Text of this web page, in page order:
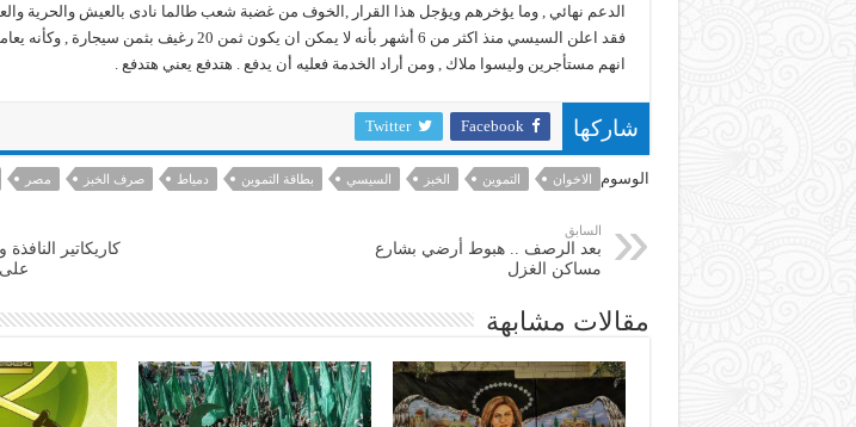
الدعم نهائي , وما يؤخرهم ويؤجل هذا القرار ,الخوف من غضبة شعب طالما نادى بالعيش والحرية
فقد اعلن السيسي منذ اكثر من 6 أشهر بأنه لا يمكن ان يكون ثمن 20
انهم مستأجرين وليسوا ملاك , ومن أراد الخدمة فعليه أن يدفع . هتدفع يعني هتدفع .
شاركها Facebook
Twitter
الوسوم الاخوان التموين الخبز السيسي بطاقة التموين دمياط صرف الخبز مصر
السابق
بعد الرصف .. هبوط أرضي بشارع
مساكن الغزل
على
مقالات مشابهة